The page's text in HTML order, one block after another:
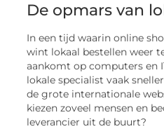
De opmars van
In een tijd waarin online
wint lokaal bestellen weer
aankomt op computers en
lokale specialist vaak
de grote internationale
kiezen zoveel mensen en
leverancier uit de buurt?